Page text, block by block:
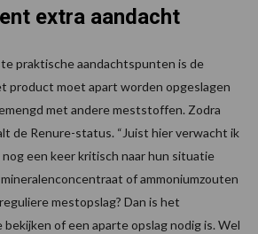
extra aandacht
praktische aandachtspunten is de
product moet apart worden opgeslagen
met andere meststoffen. Zodra
de Renure-status. “Juist hier verwacht ik
een keer kritisch naar hun situatie
of ammoniumzouten
mestopslag? Dan is het
of een aparte opslag nodig is. Wel